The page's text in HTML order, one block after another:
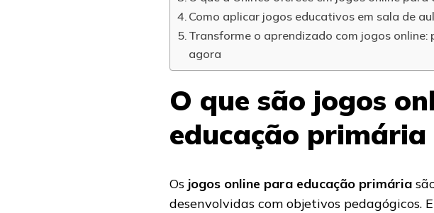
Como aplicar jogos educativos em sala de
Transforme o aprendizado com jogos online:
agora
O que são jogos
educação primária
Os jogos online para educação primária
desenvolvidas com objetivos pedagógicos.